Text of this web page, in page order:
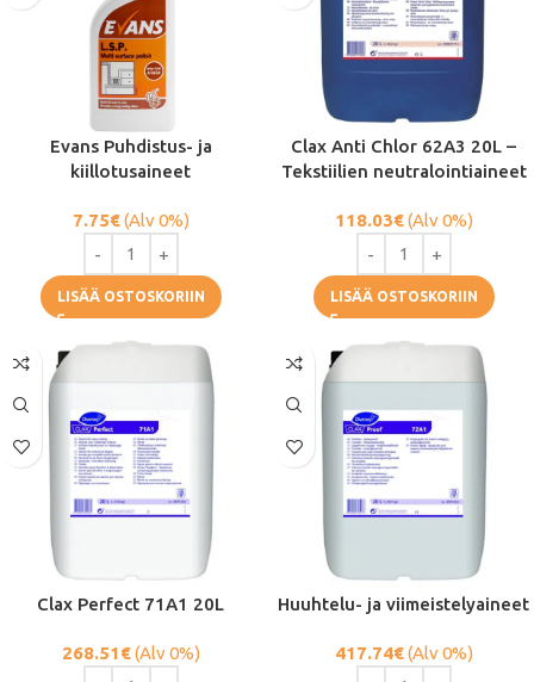
Evans Puhdistus- ja
kiillotusaineet
7.75€(Alv 0%)
LISÄÄ OSTOSKORIIN
Clax Anti Chlor 62A3 20L –
Tekstiilien neutralointiaineet
118.03€(Alv 0%)
LISÄÄ OSTOSKORIIN
Clax Perfect 71A1 20L
268.51€(Alv 0%)
Huuhtelu- ja viimeistelyaineet
417.74€(Alv 0%)